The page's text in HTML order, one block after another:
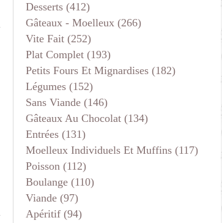
GÂTEAUX - MOELLEUX
Desserts (412)
Gâteaux - Moelleux (266)
Vite Fait (252)
Plat Complet (193)
Petits Fours Et Mignardises (182)
Légumes (152)
Sans Viande (146)
Gâteaux Au Chocolat (134)
Entrées (131)
Moelleux Individuels Et Muffins (117)
Poisson (112)
Boulange (110)
Viande (97)
Apéritif (94)